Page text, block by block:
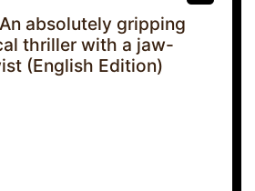
absolutely gripping
thriller with a jaw-
(English Edition)